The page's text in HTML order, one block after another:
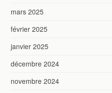
mars 2025
février 2025
janvier 2025
décembre 2024
novembre 2024